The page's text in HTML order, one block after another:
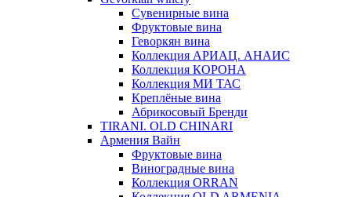
Сувенирные вина
Фруктовые вина
Геворкян вина
Коллекция АРИАЦ. АНАИС
Коллекция КОРОНА
Коллекция МИ ТАС
Креплёные вина
Абрикосовый Бренди
TIRANI. OLD CHINARI
Армения Вайн
Фруктовые вина
Виноградные вина
Коллекция ORRAN